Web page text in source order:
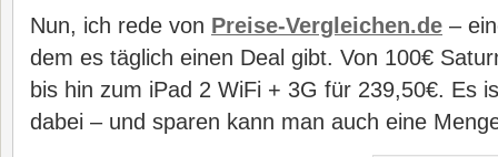
Nun, ich rede von Preise-Vergleichen.de –
dem es täglich einen Deal gibt. Von 100€
bis hin zum iPad 2 WiFi + 3G für 239,50€. Es
dabei – und sparen kann man auch eine